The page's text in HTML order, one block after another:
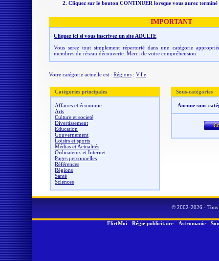
Cliquez sur le bouton CONTINUER lorsque vous aurez terminé
IMPORTANT
Cliquez ici si vous inscrivez un site ADULTE
Vous serez tout simplement répertorié dans une catégorie
membres du réseau découverte. Merci de votre compréhension.
Votre catégorie actuelle est : Régions : Ville
Catégories principales
Affaires et économie
Arts
Culture et societé
Divertissement
Éducation
Gouvernement
Loisirs et sports
Médias et Actualités
Ordinateurs et Internet
Pages personnelles
Références
Régions
Santé
Sciences
Sous-catégories
Aucune sous-
© 2002-2026 - Tous
FlirtMoi - Régie publicitaire - Astromanie -